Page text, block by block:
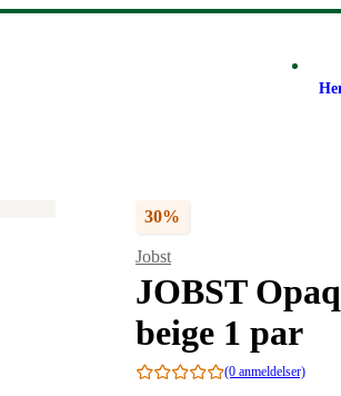
30%
Merke
Jobst
JOBST
beige 1 par
(0 anmeldelser)